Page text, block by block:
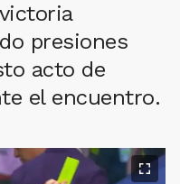
presiones
acto de
el encuentro.